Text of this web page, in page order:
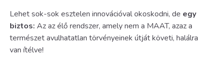
Lehet sok-sok esztelen innovációval okoskodni, de egy
biztos: Az az élő rendszer, amely nem a MAAT, azaz a
természet avulhatatlan törvényeinek útját követi, halálra
van ítélve!